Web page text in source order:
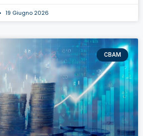
19 Giugno 2026
CBAM